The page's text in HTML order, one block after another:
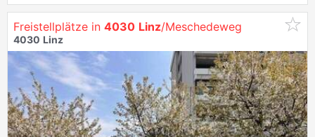
Freistellplätze in 4030 Linz/Meschedeweg
4030 Linz